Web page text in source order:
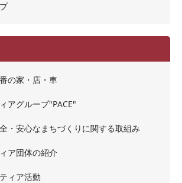
の家・店・車
アグループ"PACE"
・安心なまちづくりに関する取組み
ア団体の紹介
ィア活動